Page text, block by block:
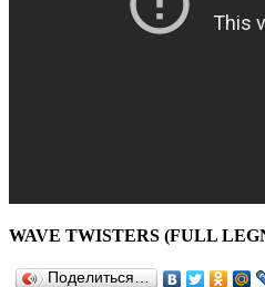
WAVE TWISTERS (FULL
Поделиться…